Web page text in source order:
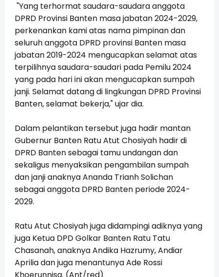
"Yang terhormat saudara-saudara anggota
DPRD Provinsi Banten masa jabatan 2024-2029,
perkenankan kami atas nama pimpinan dan
seluruh anggota DPRD provinsi Banten masa
jabatan 2019-2024 mengucapkan selamat atas
terpilihnya saudara-saudari pada Pemilu 2024
yang pada hari ini akan mengucapkan sumpah
janji. Selamat datang di lingkungan DPRD Provinsi
Banten, selamat bekerja," ujar dia.
Dalam pelantikan tersebut juga hadir mantan
Gubernur Banten Ratu Atut Chosiyah hadir di
DPRD Banten sebagai tamu undangan dan
sekaligus menyaksikan pengambilan sumpah
dan janji anaknya Ananda Trianh Solichan
sebagai anggota DPRD Banten periode 2024-
2029.
Ratu Atut Chosiyah juga didampingi adiknya yang
juga Ketua DPD Golkar Banten Ratu Tatu
Chasanah, anaknya Andika Hazrumy, Andiar
Aprilia dan juga menantunya Ade Rossi